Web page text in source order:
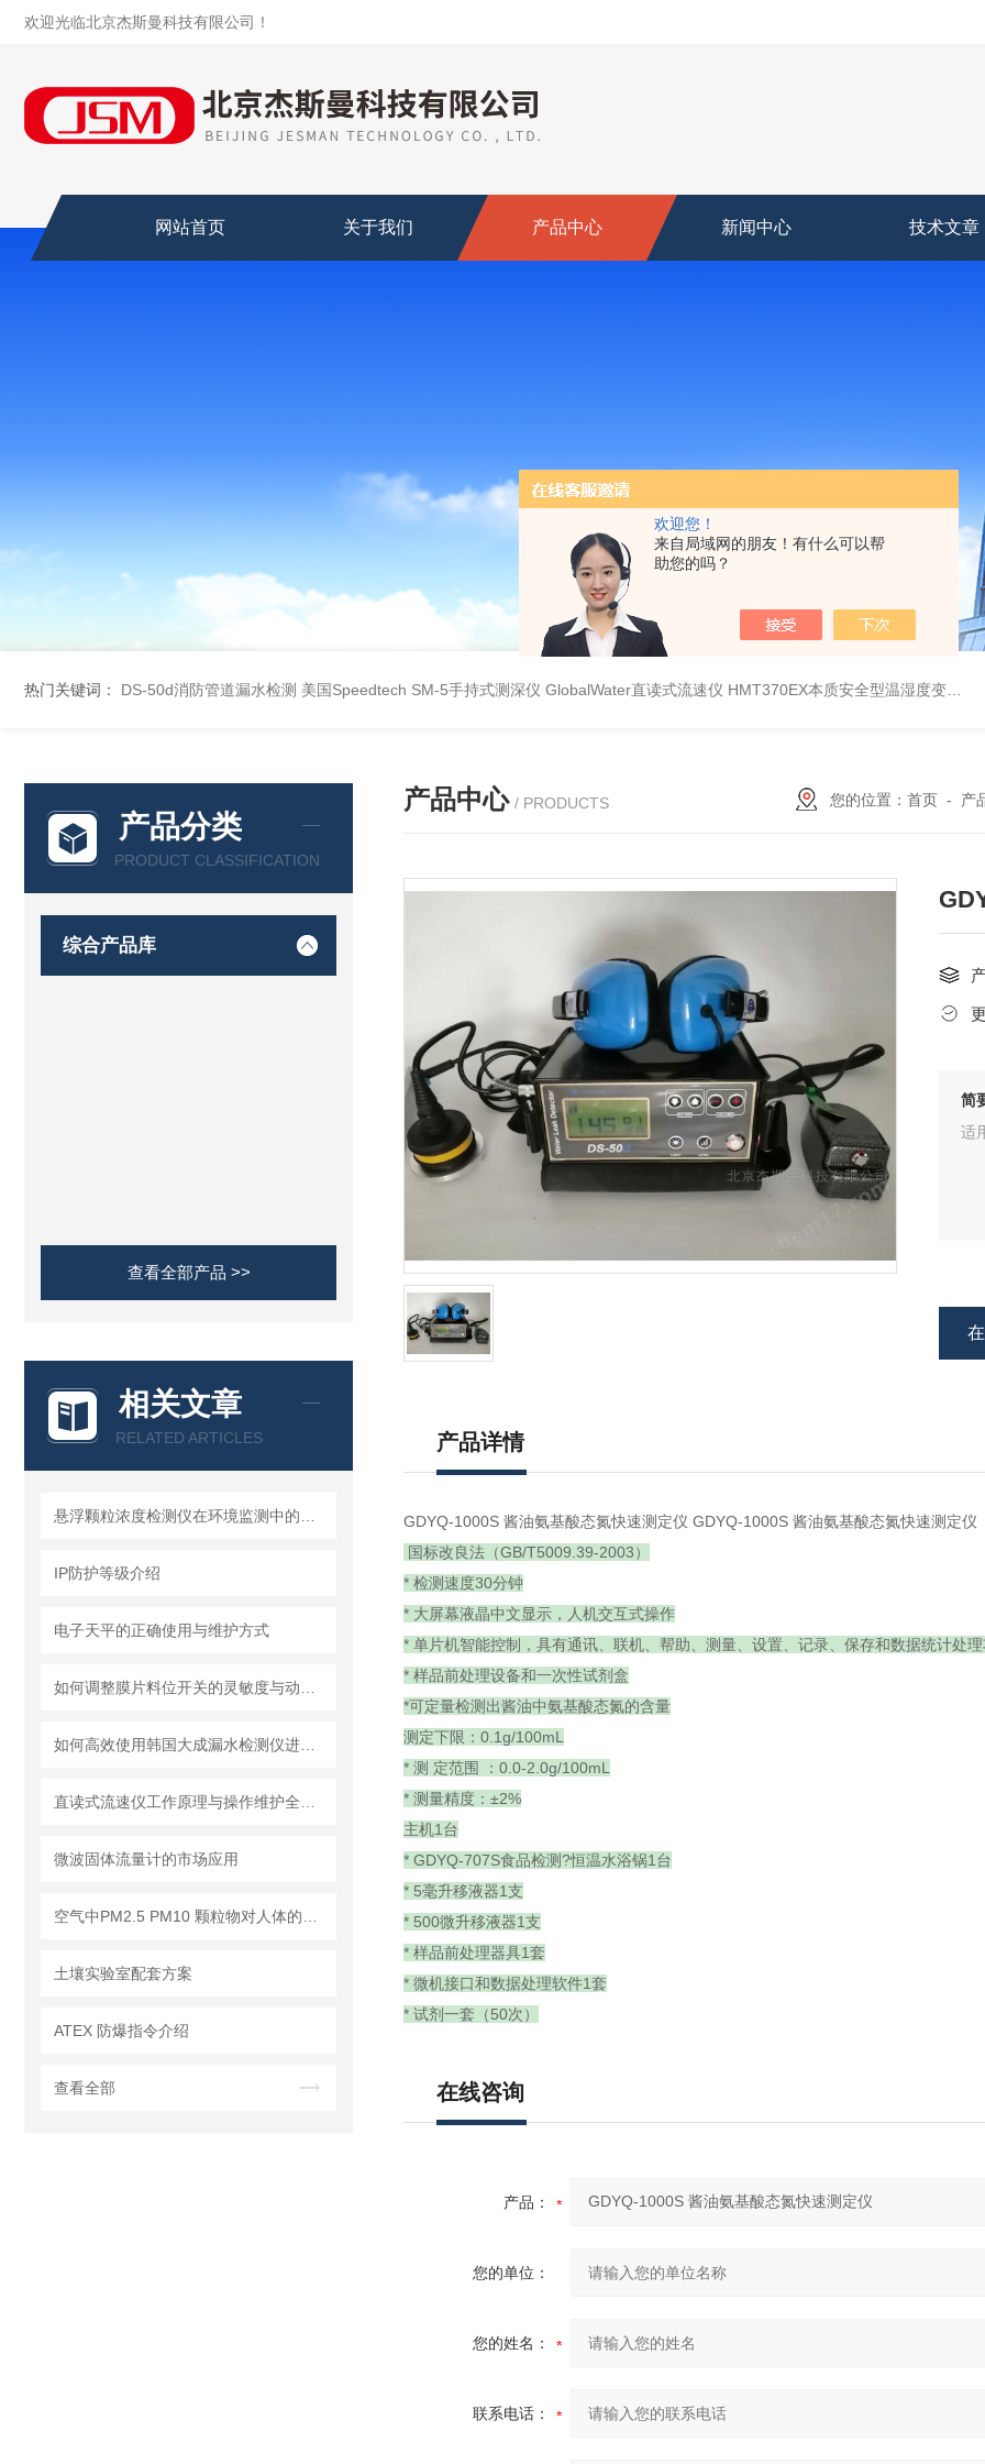
欢迎您！
来自局域网的朋友！有什么可以帮
助您的吗？
欢迎光临北京杰斯曼科技有限公司！
网站首页 关于我们 产品中心 新闻中心 技术文章
热门关键词： DS-50d消防管道漏水检测 美国Speedtech SM-5手持式测深仪 GlobalWater直读式流速仪 HMT370EX本质安全型温湿度变送器系列 适用于 0 区和 20 区
产品分类
PRODUCT CLASSIFICATION
综合产品库
查看全部产品 >>
相关文章
RELATED ARTICLES
IP防护等级介绍
电子天平的正确使用与维护方式
微波固体流量计的市场应用
土壤实验室配套方案
ATEX 防爆指令介绍
查看全部
产品中心 / PRODUCTS 您的位置： 首页 - 产
简
适
产品详情
GDYQ-1000S 酱油氨基酸态氮快速测定仪 GDYQ-1000S 酱油氨基酸态氮快速测定仪
国标改良法（GB/T5009.39-2003）
* 检测速度30分钟
* 大屏幕液晶中文显示，人机交互式操作
* 单片机智能控制，具有通讯、联机、帮助、测量、设置、记录、保存和数据统计处
* 样品前处理设备和一次性试剂盒
*可定量检测出酱油中氨基酸态氮的含量
测定下限：0.1g/100mL
* 测 定范围 ：0.0-2.0g/100mL
* 测量精度：±2%
主机1台
* GDYQ-707S食品检测?恒温水浴锅1台
* 5毫升移液器1支
* 500微升移液器1支
* 样品前处理器具1套
* 微机接口和数据处理软件1套
* 试剂一套（50次）
在线咨询
产品：
您的单位：
您的姓名：
联系电话：